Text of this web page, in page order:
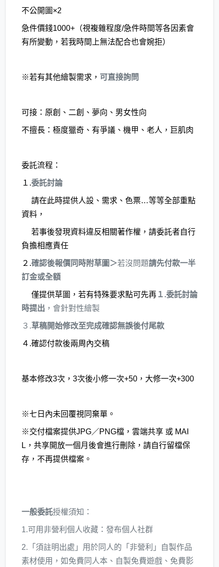
不公開圖×2
急件價錢1000+（視複雜程度/急件時間等各因素會
有所變動，若我時間上無法配合也會婉拒）
※若有其他繪製需求， 可直接詢問
可接：原創、二創、夢向、男女性向
不擅長：極度獵奇、有爭議、機甲、老人，巨肌肉
委託流程：
１.委託討論
請在此時提供人設、需求、色票…等等全部重點
資料，
若事後發現資料違反相關著作權，請委託者自行
負擔相應責任
２.確認後報價同時附草圖＞若沒問題請先付款一半
訂金或全額
僅提供草圖，若有特殊要求點可先再 １.委託討論
時提出 ，會針對性繪製
３.草稿開始修改至完成確認無誤後付尾款
４.確認付款後兩周內交稿
基本修改3次，3次後小修一次+50，大修一次+300
※七日內未回覆視同棄單。
※交付檔案提供JPG／PNG檔，雲端共享 或 MAI
L，共享開放一個月後會進行刪除，請自行留檔保
存，不再提供檔案。
一般委託授權須知：
1.可用非營利個人收藏：發布個人社群
2.「須註明出處」用於同人的「非營利」自製作品
素材使用，如免費同人本、自製免費遊戲、免費影